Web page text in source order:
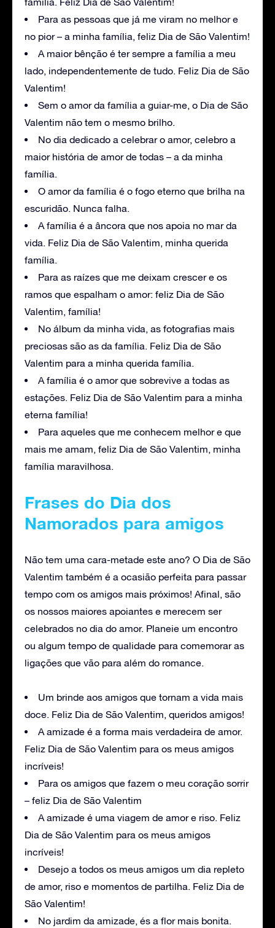
Para as pessoas que já me viram no melhor e
no pior – a minha família, feliz Dia de São Valentim!
A maior bênção é ter sempre a família a meu
lado, independentemente de tudo. Feliz Dia de São
Valentim!
Sem o amor da família a guiar-me, o Dia de São
Valentim não tem o mesmo brilho.
No dia dedicado a celebrar o amor, celebro a
maior história de amor de todas – a da minha
família.
O amor da família é o fogo eterno que brilha na
escuridão. Nunca falha.
A família é a âncora que nos apoia no mar da
vida. Feliz Dia de São Valentim, minha querida
família.
Para as raízes que me deixam crescer e os
ramos que espalham o amor: feliz Dia de São
Valentim, família!
No álbum da minha vida, as fotografias mais
preciosas são as da família. Feliz Dia de São
Valentim para a minha querida família.
A família é o amor que sobrevive a todas as
estações. Feliz Dia de São Valentim para a minha
eterna família!
Para aqueles que me conhecem melhor e que
mais me amam, feliz Dia de São Valentim, minha
família maravilhosa.
Frases do Dia dos
Namorados para amigos
Não tem uma cara-metade este ano? O Dia de São
Valentim também é a ocasião perfeita para passar
tempo com os amigos mais próximos! Afinal, são
os nossos maiores apoiantes e merecem ser
celebrados no dia do amor. Planeie um encontro
ou algum tempo de qualidade para comemorar as
ligações que vão para além do romance.
Um brinde aos amigos que tornam a vida mais
doce. Feliz Dia de São Valentim, queridos amigos!
A amizade é a forma mais verdadeira de amor.
Feliz Dia de São Valentim para os meus amigos
incríveis!
Para os amigos que fazem o meu coração sorrir
– feliz Dia de São Valentim
A amizade é uma viagem de amor e riso. Feliz
Dia de São Valentim para os meus amigos
incríveis!
Desejo a todos os meus amigos um dia repleto
de amor, riso e momentos de partilha. Feliz Dia de
São Valentim!
No jardim da amizade, és a flor mais bonita.